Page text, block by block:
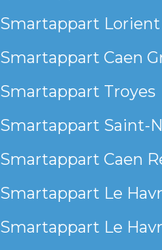
Smartappart Lorient
Smartappart Caen
Smartappart Troyes
Smartappart Saint-
Smartappart Caen
Smartappart Le
Smartappart Le